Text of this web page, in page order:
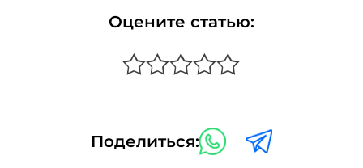
Оцените статью:
Поделиться: